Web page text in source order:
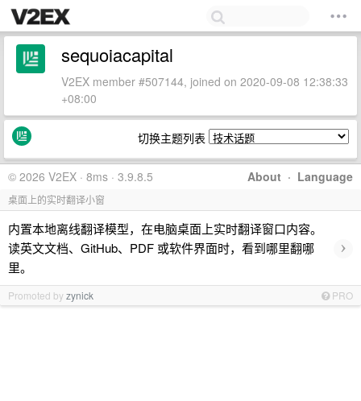
sequoiacapital
V2EX member #507144, joined on 2020-09-08 12:38:33
+08:00
切换主题列表
About · Language
© 2026 V2EX · 8ms · 3.9.8.5
桌面上的实时翻译小窗
内置本地离线翻译模型，在电脑桌面上实时翻译窗口内容。
读英文文档、GitHub、PDF 或软件界面时，看到哪里翻哪
里。
›
Promoted byzynick PRO